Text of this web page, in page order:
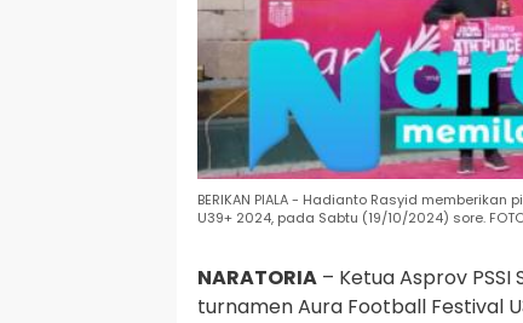
BERIKAN PIALA - Hadianto Rasyid
U39+ 2024, pada Sabtu (19/10/2024) sore. FOTO
NARATORIA – Ketua Asprov
turnamen Aura Football Festival